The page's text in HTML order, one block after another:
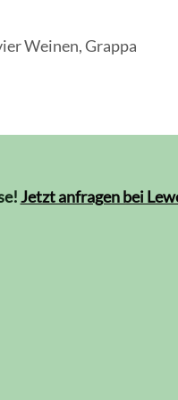
Weinen, Grappa
Jetzt anfragen bei